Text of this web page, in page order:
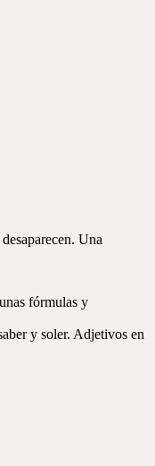
Una
fórmulas y
y soler. Adjetivos en